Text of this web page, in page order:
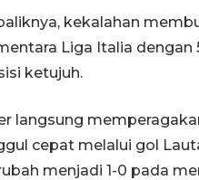
kekalahan
Liga Italia dengan
ketujuh.
langsung
cepat melalui gol
menjadi 1-0 pada